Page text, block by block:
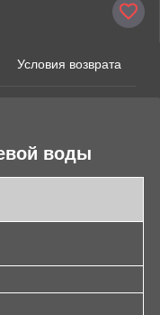
Условия возврата
воды